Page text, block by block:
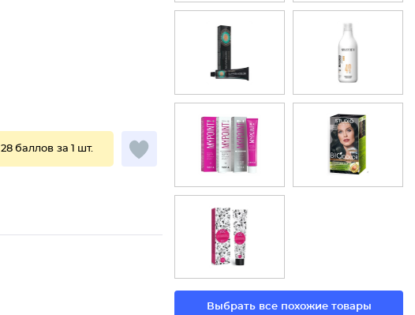
28 баллов за 1 шт.
Выбрать все похожие товары